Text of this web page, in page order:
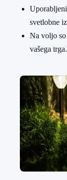
svetlobne
Na voljo
vašega trga.